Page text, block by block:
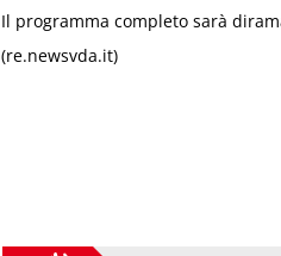
Il programma completo sarà
(re.newsvda.it)